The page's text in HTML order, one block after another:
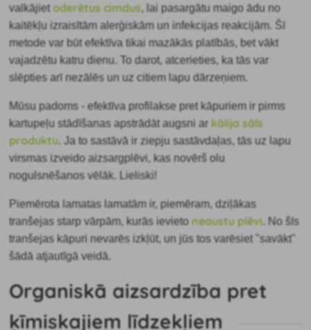
valkājietoderētus cimdus, lai pasargātu maigo ādu no
kaitēkļu izraisītām alerģiskām un infekcijas reakcijām. Šī
metode var būt efektīva tikai mazākās platībās, bet vākt
vajadzētu katru dienu. To darot, atcerieties, ka tās var
slēpties arī nezālēs un uz citiem lapu dārzeņiem.
Mūsu padoms - efektīva profilakse pret kāpuriem ir pirms
kartupeļu stādīšanas apstrādāt augsni ar kālija sāls
produktu. Ja to sastāvā ir ziepju sastāvdaļas, tās uz lapu
virsmas izveido aizsargplēvi, kas novērš olu
nogulsnēšanos vēlāk. Lieliski!
Piemērota lamatas lamatām ir, piemēram,dziļākas
tranšejas starp vārpām, kurās ievietoneaustu plēvi. No šīs
tranšejas kāpuri nevarēs izkļūt, un jūs tos varēsiet "savākt"
šādā atjautīgā veidā.
Organiskā aizsardzība pret
ķīmiskajiem līdzekļiem